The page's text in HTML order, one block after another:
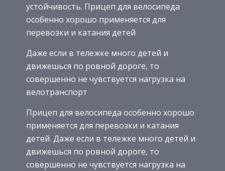
устойчивость. Прицеп для велосипеда
особенно хорошо применяется для
перевозки и катания детей
Даже если в тележке много детей и
движешься по ровной дороге, то
совершенно не чувствуется нагрузка на
велотранспорт
Прицеп для велосипеда особенно хорошо
применяется для перевозки и катания
детей. Даже если в тележке много детей и
движешься по ровной дороге, то
совершенно не чувствуется нагрузка на